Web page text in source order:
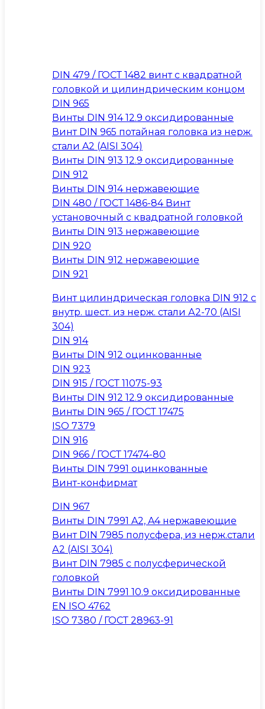
DIN 479 / ГОСТ 1482 винт с квадратной
головкой и цилиндрическим концом
DIN 965
Винты DIN 914 12.9 оксидированные
Винт DIN 965 потайная головка из нерж.
стали A2 (AISI 304)
Винты DIN 913 12.9 оксидированные
DIN 912
Винты DIN 914 нержавеющие
DIN 480 / ГОСТ 1486-84 Винт
установочный с квадратной головкой
Винты DIN 913 нержавеющие
DIN 920
Винты DIN 912 нержавеющие
DIN 921
Винт цилиндрическая головка DIN 912 с
внутр. шест. из нерж. стали А2-70 (AISI
304)
DIN 914
Винты DIN 912 оцинкованные
DIN 923
DIN 915 / ГОСТ 11075-93
Винты DIN 912 12.9 оксидированные
Винты DIN 965 / ГОСТ 17475
ISO 7379
DIN 916
DIN 966 / ГОСТ 17474-80
Винты DIN 7991 оцинкованные
Винт-конфирмат
DIN 967
Винты DIN 7991 A2, A4 нержавеющие
Винт DIN 7985 полусфера, из нерж.стали
А2 (AISI 304)
Винт DIN 7985 с полусферической
головкой
Винты DIN 7991 10.9 оксидированные
EN ISO 4762
ISO 7380 / ГОСТ 28963-91